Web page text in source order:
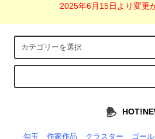
2025年6月15日より変更
勾玉 作家作品 クラスター ゴー